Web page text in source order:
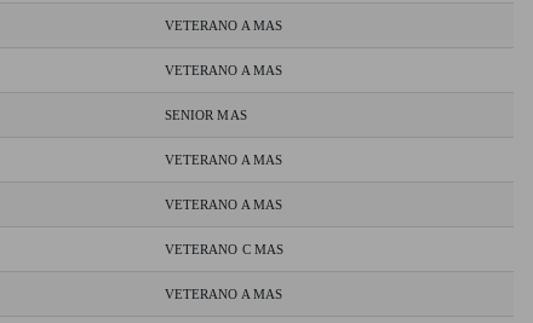
VETERANO A MAS
VETERANO A MAS
SENIOR MAS
VETERANO A MAS
VETERANO A MAS
VETERANO C MAS
VETERANO A MAS